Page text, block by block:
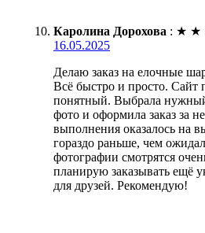
Каролина Дорохова : ★ ★
16.05.2025
Делаю заказ на елочные
Всё быстро и просто. Сайт
понятный. Выбрала нужный
фото и оформила заказ за
выполнения оказалось на
гораздо раньше, чем
фотографии смотрятся
планирую заказывать ещё
для друзей. Рекомендую!